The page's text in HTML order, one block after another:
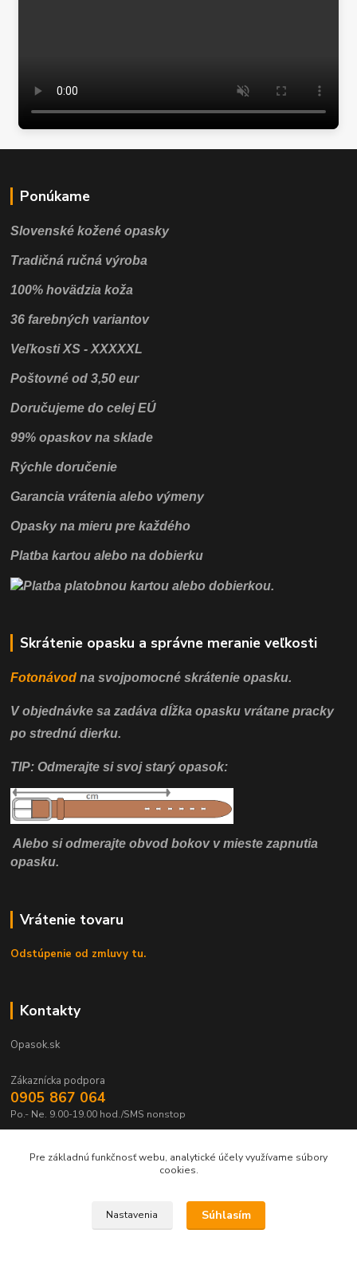
Ponúkame
Slovenské kožené opasky
Tradičná ručná výroba
100% hovädzia koža
36 farebných variantov
Veľkosti XS - XXXXXL
Poštovné od 3,50 eur
Doručujeme do celej EÚ
99% opaskov na sklade
Rýchle doručenie
Garancia vrátenia alebo výmeny
Opasky na mieru pre každého
Platba kartou alebo na dobierku
Skrátenie opasku a správne meranie veľkosti
Fotonávod na svojpomocnéskrátenie opasku.
V objednávke sa zadáva dĺžka opasku vrátane pracky
po strednú dierku.
TIP: Odmerajte si svoj starý opasok:
Alebo si odmerajte obvod bokov v mieste zapnutia
opasku.
Vrátenie tovaru
Odstúpenie od zmluvy tu.
Kontakty
Opasok.sk
Zákaznícka podpora
0905 867 064
Po.- Ne. 9.00-19.00 hod./SMS nonstop
Pre základnú funkčnosť webu, analytické účely využívame súbory
cookies.
Nastavenia Súhlasím